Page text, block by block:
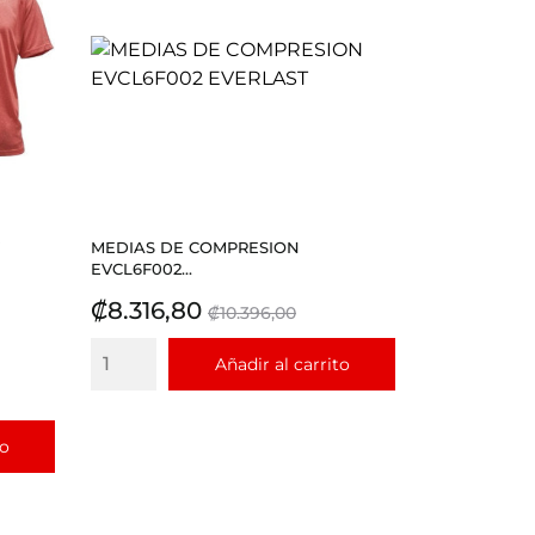
MEDIAS DE COMPRESION
EVCL6F002...
Precio
₡8.316,80 Precio
base
₡10.396,00
Añadir al carrito